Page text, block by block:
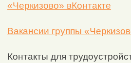
«Черкизово» вКонтакте
Вакансии группы
Контакты для